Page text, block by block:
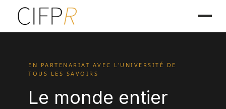
EN PARTENARIAT AVEC L'UNIVERSITÉ DE
TOUS LES SAVOIRS
Le monde entier